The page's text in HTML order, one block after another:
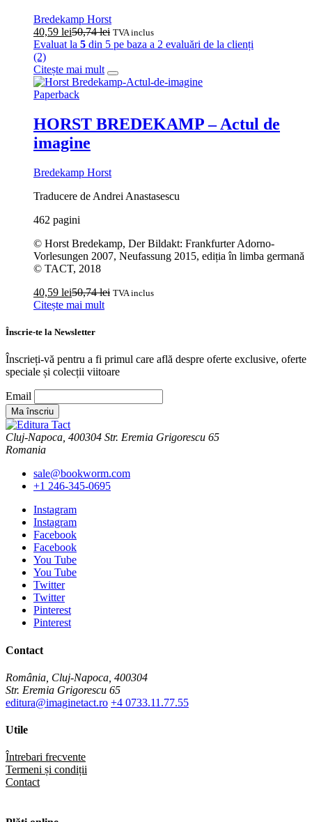
Bredekamp Horst
40,59 lei50,74lei TVA inclus
Evaluat la 5 din 5 pe baza a 2 evaluări de la clienți
(2)
Citește mai mult
Paperback
HORST BREDEKAMP – Actul de
imagine
Bredekamp Horst
Traducere de Andrei Anastasescu
462 pagini
© Horst Bredekamp, Der Bildakt: Frankfurter Adorno-
Vorlesungen 2007, Neufassung 2015, ediția în limba germană
© TACT, 2018
40,59 lei50,74lei TVA inclus
Citește mai mult
Înscrie-te la Newsletter
Înscrieți-vă pentru a fi primul care află despre oferte exclusive, oferte
speciale și colecții viitoare
Email
Cluj-Napoca, 400304 Str. Eremia Grigorescu 65
Romania
sale@bookworm.com
+1 246-345-0695
Instagram
Instagram
Facebook
Facebook
You Tube
You Tube
Twitter
Twitter
Pinterest
Pinterest
Contact
România, Cluj-Napoca, 400304
Str. Eremia Grigorescu 65
editura@imaginetact.ro +4 0733.11.77.55
Utile
Întrebari frecvente
Termeni și condiții
Contact